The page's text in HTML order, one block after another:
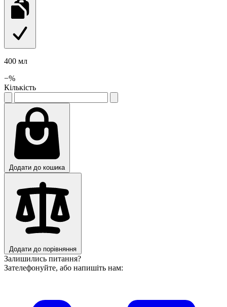
400 мл
−%
Кількість
Додати до кошика
Додати до порівняння
Залишились питання?
Зателефонуйте, або напишіть нам: